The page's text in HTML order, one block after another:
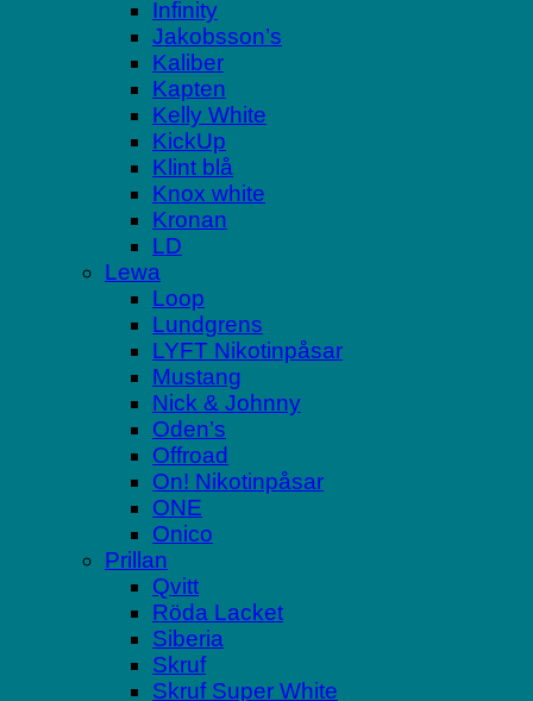
Infinity
Jakobsson’s
Kaliber
Kapten
Kelly White
KickUp
Klint blå
Knox white
Kronan
LD
Lewa
Loop
Lundgrens
LYFT Nikotinpåsar
Mustang
Nick & Johnny
Oden’s
Offroad
On! Nikotinpåsar
ONE
Onico
Prillan
Qvitt
Röda Lacket
Siberia
Skruf
Skruf Super White